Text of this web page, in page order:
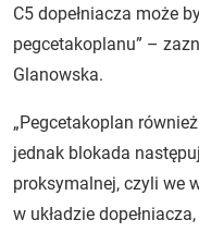
C5 dopełniacza może
pegcetakoplanu” –
Glanowska.
„Pegcetakoplan
jednak blokada
proksymalnej, czyli we
w układzie